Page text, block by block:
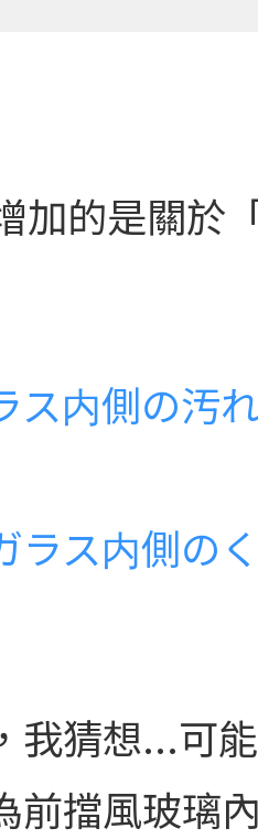
加的是關於
内側の汚
ス内側の
我猜想...可
擋風玻璃